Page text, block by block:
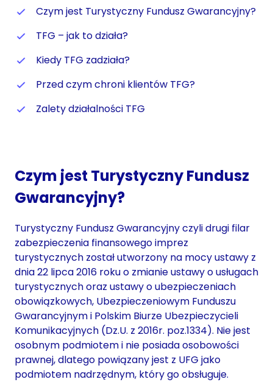
Czym jest Turystyczny Fundusz Gwarancyjny?
TFG – jak to działa?
Kiedy TFG zadziała?
Przed czym chroni klientów TFG?
Zalety działalności TFG
Czym jest Turystyczny Fundusz
Gwarancyjny?
Turystyczny Fundusz Gwarancyjny czyli drugi filar
zabezpieczenia finansowego imprez
turystycznych został utworzony na mocy ustawy z
dnia 22 lipca 2016 roku o zmianie ustawy o usługach
turystycznych oraz ustawy o ubezpieczeniach
obowiązkowych, Ubezpieczeniowym Funduszu
Gwarancyjnym i Polskim Biurze Ubezpieczycieli
Komunikacyjnych (Dz.U. z 2016r. poz.1334). Nie jest
osobnym podmiotem i nie posiada osobowości
prawnej, dlatego powiązany jest z UFG jako
podmiotem nadrzędnym, który go obsługuje.